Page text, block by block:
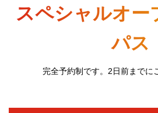
スペシャルオー
パス
完全予約制です。2日前までに